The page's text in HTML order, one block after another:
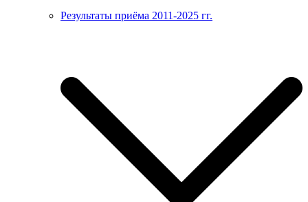
Результаты приёма 2011-2025 гг.